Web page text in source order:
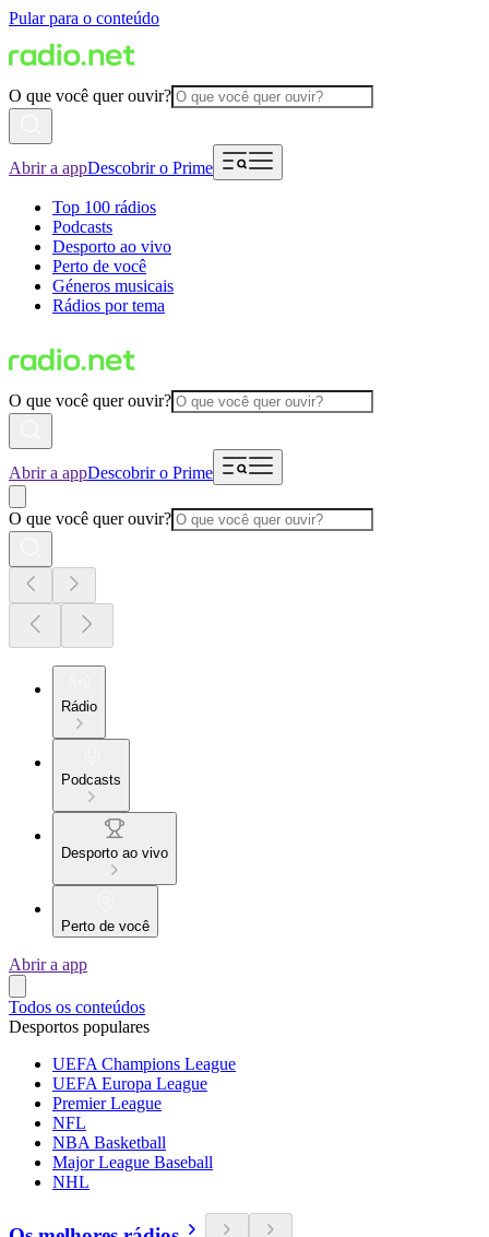
Pular para o conteúdo
O que você quer ouvir?
Abrir a appDescobrir o Prime
Top 100 rádios
Podcasts
Desporto ao vivo
Perto de você
Géneros musicais
Rádios por tema
O que você quer ouvir?
Abrir a appDescobrir o Prime
O que você quer ouvir?
Rádio
Podcasts
Desporto ao vivo
Perto de você
Abrir a app
Todos os conteúdos
Desportos populares
UEFA Champions League
UEFA Europa League
Premier League
NFL
NBA Basketball
Major League Baseball
NHL